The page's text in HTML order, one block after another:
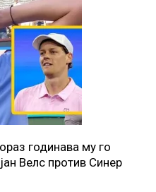
годинава му го
Велс против Синер